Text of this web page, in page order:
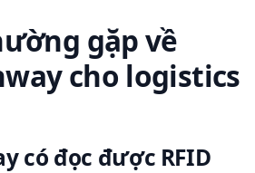
gặp về
cho logistics
có đọc được RFID